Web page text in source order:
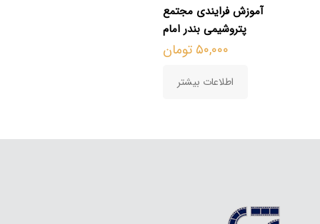
آموزش فرایندی مجتمع
پتروشیمی بندر امام
۵۰,۰۰۰ تومان
اطلاعات بیشتر